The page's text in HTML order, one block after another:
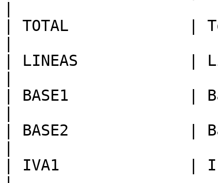
| TOTAL             |
| LINEAS            |
| BASE1             |
| BASE2             |
| IVA1              |